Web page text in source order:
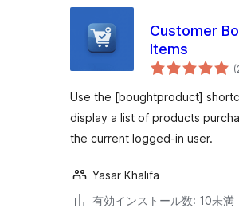
Customer
Items
Use the [boughtproduct]
display a list of products
the current logged-in user.
Yasar Khalifa
有効インストール数: 10未満